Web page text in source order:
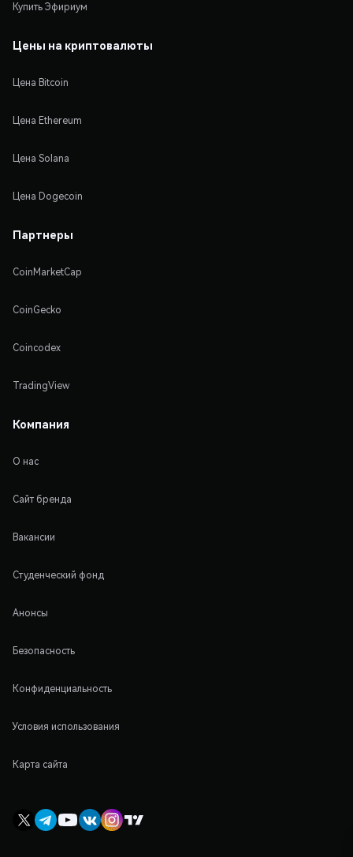
Купить Эфириум
Цены на криптовалюты
Цена Bitcoin
Цена Ethereum
Цена Solana
Цена Dogecoin
Партнеры
CoinMarketCap
CoinGecko
Coincodex
TradingView
Компания
О нас
Сайт бренда
Вакансии
Студенческий фонд
Анонсы
Безопасность
Конфиденциальность
Условия использования
Карта сайта